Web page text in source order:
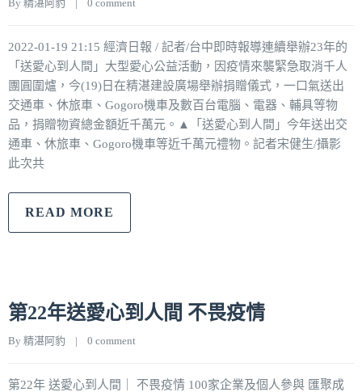
By 精湛阿豹 | 0 comment
2022-01-19 21:15 經濟日報 / 記者/台中即時報導連續舉辦23年的
「送愛心到人間」大型愛心公益活動，因疫情來襲緊急取消千人
團圓圍爐，今(19)日在精湛建設廣場舉辦捐贈儀式，一口氣送出
交通車、休旅車、Gogoro機車及數百台電腦、電器、輔具等物
品，捐贈物資總金額近千萬元。▲「送愛心到人間」今年送出交
通車、休旅車、Gogoro機車等近千萬元禮物。記者宋健生/攝影
此次共
READ MORE
第22年送愛心到人間 不畏疫情
By 精湛阿豹 | 0 comment
第22年 送愛心到人間｜ 不畏疫情 100家企業及個人參與 匯聚成